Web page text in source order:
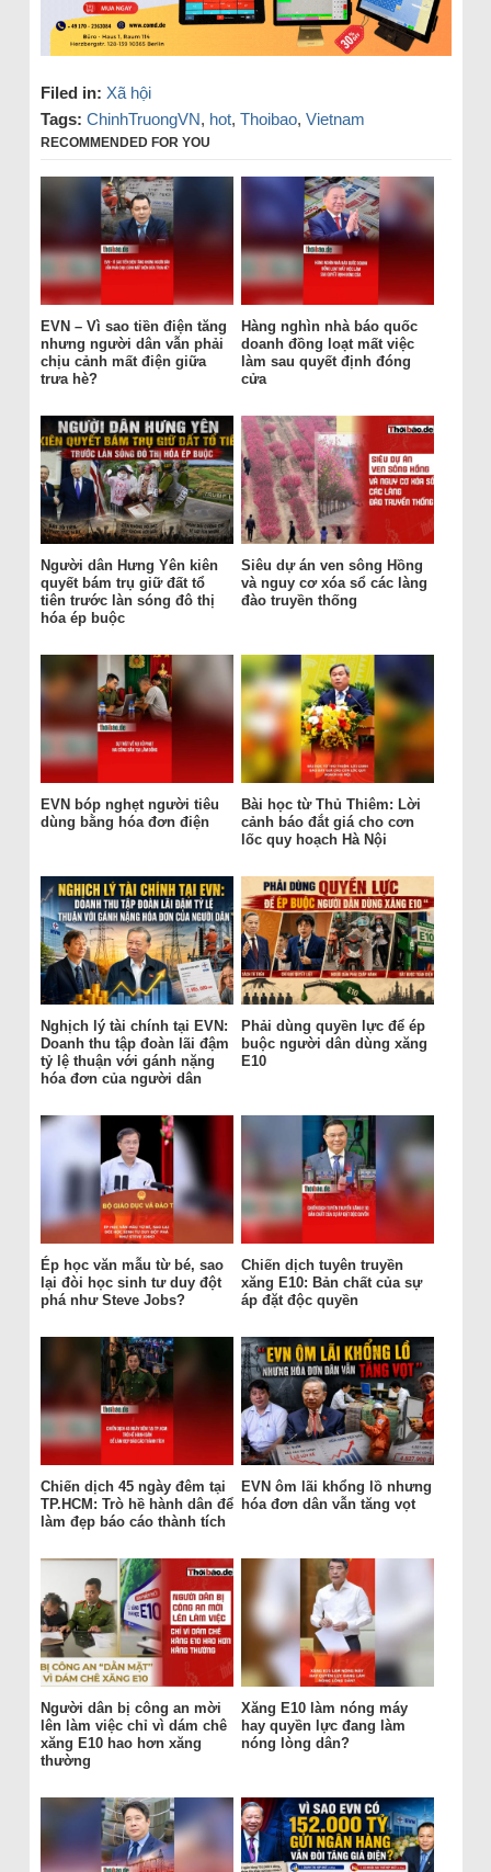
Filed in: Xã hội
Tags: ChinhTruongVN, hot, Thoibao, Vietnam
RECOMMENDED FOR YOU
EVN – Vì sao tiền điện tăng
nhưng người dân vẫn phải
chịu cảnh mất điện giữa
trưa hè?
Hàng nghìn nhà báo quốc
doanh đồng loạt mất việc
làm sau quyết định đóng
cửa
Người dân Hưng Yên kiên
quyết bám trụ giữ đất tổ
tiên trước làn sóng đô thị
hóa ép buộc
Siêu dự án ven sông Hồng
và nguy cơ xóa sổ các làng
đào truyền thống
EVN bóp nghẹt người tiêu
dùng bằng hóa đơn điện
Bài học từ Thủ Thiêm: Lời
cảnh báo đắt giá cho cơn
lốc quy hoạch Hà Nội
Nghịch lý tài chính tại EVN:
Doanh thu tập đoàn lãi đậm
tỷ lệ thuận với gánh nặng
hóa đơn của người dân
Phải dùng quyền lực để ép
buộc người dân dùng xăng
E10
Ép học văn mẫu từ bé, sao
lại đòi học sinh tư duy đột
phá như Steve Jobs?
Chiến dịch tuyên truyền
xăng E10: Bản chất của sự
áp đặt độc quyền
Chiến dịch 45 ngày đêm tại
TP.HCM: Trò hề hành dân để
làm đẹp báo cáo thành tích
EVN ôm lãi khổng lồ nhưng
hóa đơn dân vẫn tăng vọt
Người dân bị công an mời
lên làm việc chỉ vì dám chê
xăng E10 hao hơn xăng
thường
Xăng E10 làm nóng máy
hay quyền lực đang làm
nóng lòng dân?